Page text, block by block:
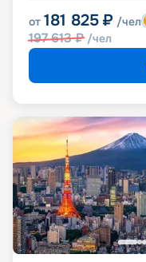
от 181 825 ₽ /чел
197 613₽ /чел